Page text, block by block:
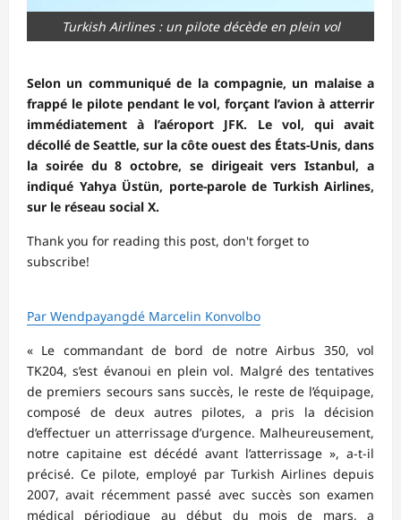
Turkish Airlines : un pilote décède en plein vol
Selon un communiqué de la compagnie, un malaise a
frappé le pilote pendant le vol, forçant l’avion à atterrir
immédiatement à l’aéroport JFK. Le vol, qui avait
décollé de Seattle, sur la côte ouest des États-Unis, dans
la soirée du 8 octobre, se dirigeait vers Istanbul, a
indiqué Yahya Üstün, porte-parole de Turkish Airlines,
sur le réseau social X.
Thank you for reading this post, don't forget to
subscribe!
Par Wendpayangdé Marcelin Konvolbo
« Le commandant de bord de notre Airbus 350, vol
TK204, s’est évanoui en plein vol. Malgré des tentatives
de premiers secours sans succès, le reste de l’équipage,
composé de deux autres pilotes, a pris la décision
d’effectuer un atterrissage d’urgence. Malheureusement,
notre capitaine est décédé avant l’atterrissage », a-t-il
précisé. Ce pilote, employé par Turkish Airlines depuis
2007, avait récemment passé avec succès son examen
médical périodique au début du mois de mars, a